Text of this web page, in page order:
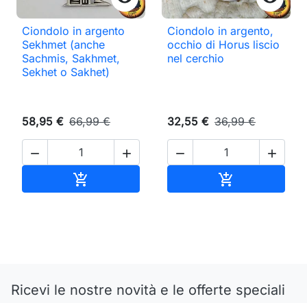
Ciondolo in argento
Sekhmet (anche
Sachmis, Sakhmet,
Sekhet o Sakhet)
58,95 € 66,99 €
 

Ciondolo in argento,
occhio di Horus liscio
nel cerchio
32,55 € 36,99 €
 

Ricevi le nostre novità e le offerte speciali